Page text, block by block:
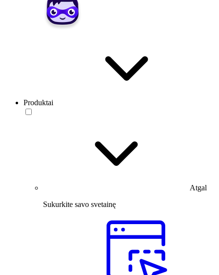
Produktai
Atgal
Sukurkite savo svetainę